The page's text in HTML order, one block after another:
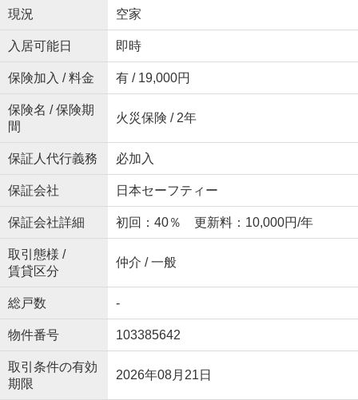
現況 空家
入居可能日 即時
保険加入 / 料金 有 / 19,000円
保険名 / 保険期
間
火災保険 / 2年
保証人代行義務 必加入
保証会社 日本セーフティー
保証会社詳細 初回：40％ 更新料：10,000円/年
取引態様 /
賃貸区分
仲介 / 一般
総戸数 -
物件番号 103385642
取引条件の有効
期限
2026年08月21日